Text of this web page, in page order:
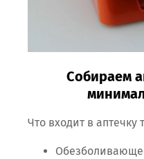
Собираем
Что входит в аптечку